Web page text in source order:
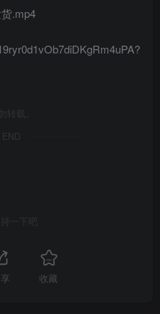
.mp4
载。
一下吧
收藏